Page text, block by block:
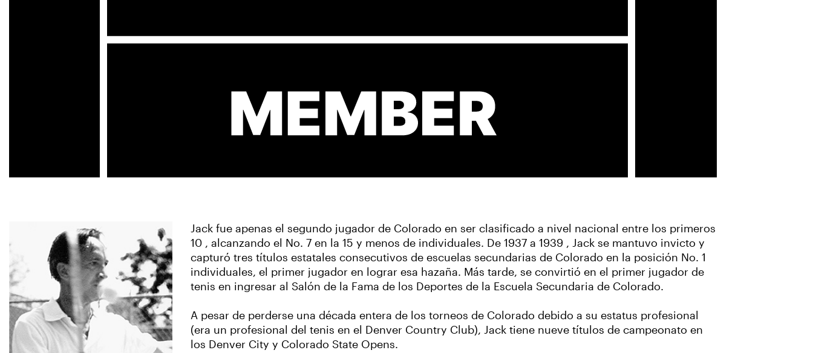
Jack fue apenas el segundo jugador de Colorado en ser clasificado a nivel nacional entre los primeros
10 , alcanzando el No. 7 en la 15 y menos de individuales. De 1937 a 1939 , Jack se mantuvo invicto y
capturó tres títulos estatales consecutivos de escuelas secundarias de Colorado en la posición No. 1
individuales, el primer jugador en lograr esa hazaña. Más tarde, se convirtió en el primer jugador de
tenis en ingresar al Salón de la Fama de los Deportes de la Escuela Secundaria de Colorado.
A pesar de perderse una década entera de los torneos de Colorado debido a su estatus profesional
(era un profesional del tenis en el Denver Country Club), Jack tiene nueve títulos de campeonato en
los Denver City y Colorado State Opens.